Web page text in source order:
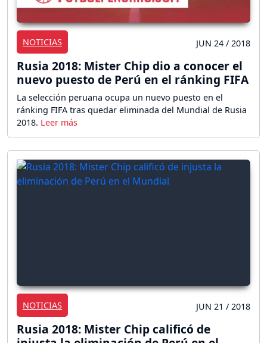
NOTICIAS JUN 24 / 2018
Rusia 2018: Mister Chip dio a conocer el
nuevo puesto de Perú en el ránking FIFA
La selección peruana ocupa un nuevo puesto en el
ránking FIFA tras quedar eliminada del Mundial de Rusia
2018.
NOTICIAS JUN 21 / 2018
Rusia 2018: Mister Chip calificó de